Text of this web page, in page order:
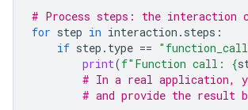
# Process steps: the interaction
for step in interaction . steps :
if step . type ==
print(f"Function call: {
# In a real application,
# and provide the result